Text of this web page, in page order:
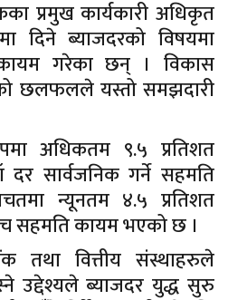
प्रमुख कार्यकारी अधिकृत
दिने ब्याजदरको विषयमा
गरेका छन् । विकास
छलफलले यस्तो समझदारी
अधिकतम ९.५ प्रतिशत
दर सार्वजनिक गर्ने सहमति
न्यूनतम ४.५ प्रतिशत
सहमति कायम भएको छ ।
तथा वित्तीय संस्थाहरुले
उद्देश्यले ब्याजदर युद्ध सुरु